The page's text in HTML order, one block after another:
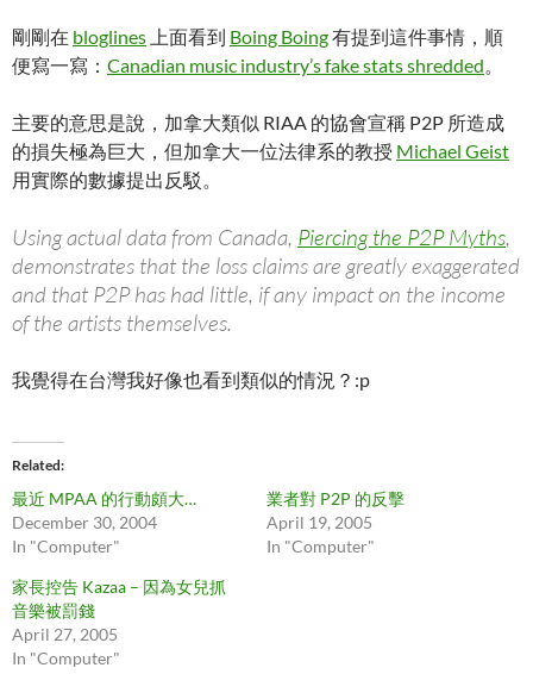
剛剛在 bloglines 上面看到 Boing Boing有提到這件事情，順
便寫一寫： Canadian music industry’s fake stats shredded。
主要的意思是說，加拿大類似 RIAA 的協會宣稱 P2P 所造成
的損失極為巨大，但加拿大一位法律系的教授 Michael Geist
用實際的數據提出反駁。
Using actual data from Canada, Piercing the P2P Myths,
demonstrates that the loss claims are greatly exaggerated
and that P2P has had little, if any impact on the income
of the artists themselves.
我覺得在台灣我好像也看到類似的情況？:p
Related
最近 MPAA 的行動頗大…
December 30, 2004
In "Computer"
業者對 P2P 的反擊
April 19, 2005
In "Computer"
家長控告 Kazaa – 因為女兒抓
音樂被罰錢
April 27, 2005
In "Computer"